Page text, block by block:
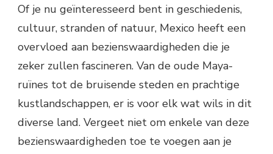
Of je nu geïnteresseerd bent in geschiedenis,
cultuur, stranden of natuur, Mexico heeft een
overvloed aan bezienswaardigheden die je
zeker zullen fascineren. Van de oude Maya-
ruïnes tot de bruisende steden en prachtige
kustlandschappen, er is voor elk wat wils in dit
diverse land. Vergeet niet om enkele van deze
bezienswaardigheden toe te voegen aan je